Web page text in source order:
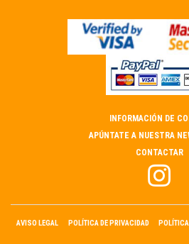
INFORMACIÓN DE
APÚNTATE A NUESTRA
CONTACTAR
AVISO LEGAL POLÍTICA DE PRIVACIDAD